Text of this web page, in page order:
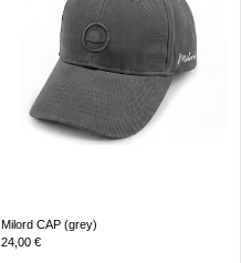
Milord CAP (grey)
24,00 €